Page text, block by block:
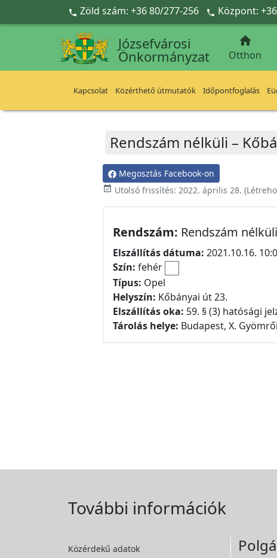
Ugrás a fő tartalomra
 Zöld szám: +36 80/277-256  Központ:
Józsefvárosi
Önkormányzat

Otthon
Kapcsolat Közérthető útmutatók Időpontfoglalás
Rendszám nélküli –
Megosztás Facebook-on
event_available Utolsó frissítés: 2022. április 28.
Rendszám: Rendszám nélküli
Elszállítás dátuma: 2021.10.16.
Szín: fehér
Típus: Opel
Helyszín: Kőbányai út 23.
Elszállítás oka: 59. § (3) hatósági
Tárolás helye: Budapest, X.
További információk
Közérdekű adatok